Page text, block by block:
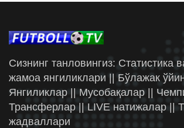
Сизнинг танловингиз: Статистика
жамоа янгиликлари || Бўлажак
Янгиликлар || Мусобақалар ||
Трансферлар || LIVE натижалар ||
жадваллари